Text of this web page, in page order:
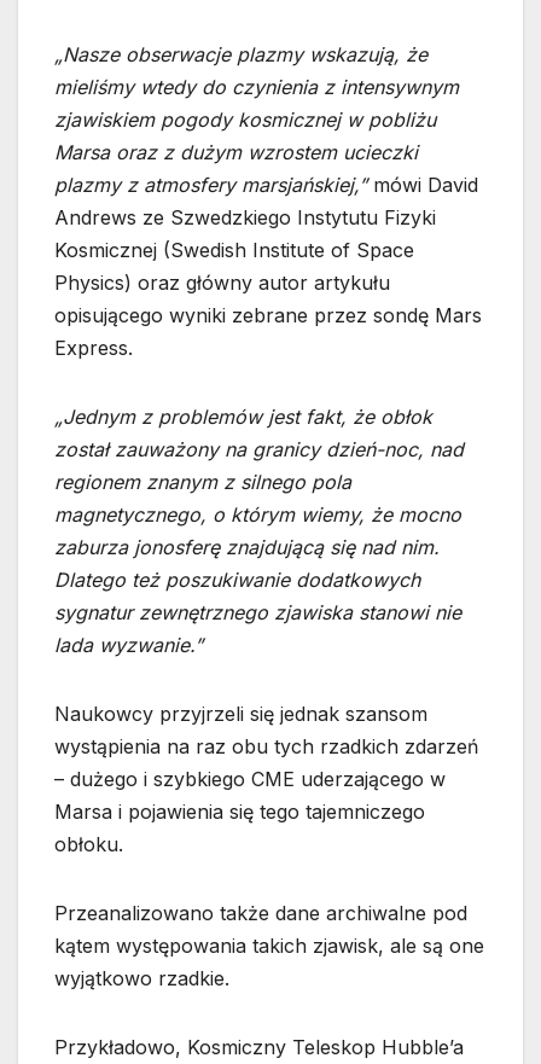
„Nasze obserwacje plazmy wskazują, że
mieliśmy wtedy do czynienia z intensywnym
zjawiskiem pogody kosmicznej w pobliżu
Marsa oraz z dużym wzrostem ucieczki
plazmy z atmosfery marsjańskiej,”mówi David
Andrews ze Szwedzkiego Instytutu Fizyki
Kosmicznej (Swedish Institute of Space
Physics) oraz główny autor artykułu
opisującego wyniki zebrane przez sondę Mars
Express.
„Jednym z problemów jest fakt, że obłok
został zauważony na granicy dzień-noc, nad
regionem znanym z silnego pola
magnetycznego, o którym wiemy, że mocno
zaburza jonosferę znajdującą się nad nim.
Dlatego też poszukiwanie dodatkowych
sygnatur zewnętrznego zjawiska stanowi nie
lada wyzwanie.”
Naukowcy przyjrzeli się jednak szansom
wystąpienia na raz obu tych rzadkich zdarzeń
– dużego i szybkiego CME uderzającego w
Marsa i pojawienia się tego tajemniczego
obłoku.
Przeanalizowano także dane archiwalne pod
kątem występowania takich zjawisk, ale są one
wyjątkowo rzadkie.
Przykładowo, Kosmiczny Teleskop Hubble’a